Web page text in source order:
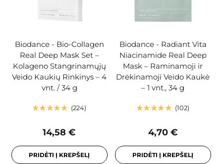
Biodance - Bio-Collagen
Real Deep Mask Set –
Kolageno Stangrinamųjų
Veido Kaukių Rinkinys – 4
vnt. / 34 g
224
14,58 €
PRIDĖTI Į KREPŠELĮ
Biodance - Radiant Vita
Niacinamide Real Deep
Mask – Raminamoji ir
Drėkinamoji Veido Kaukė
– 1 vnt., 34 g
102
4,70 €
PRIDĖTI Į KREPŠELĮ